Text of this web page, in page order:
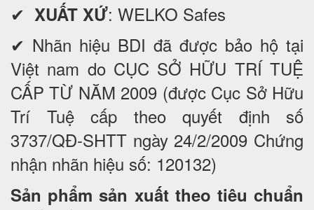
✔ XUẤT XỨ: WELKO Safes
✔ Nhãn hiệu BDI đã được bảo hộ tại
Việt nam do CỤC SỞ HỮU TRÍ TUỆ
CẤP TỪ NĂM 2009 (được Cục Sở Hữu
Trí Tuệ cấp theo quyết định số
3737/QĐ-SHTT ngày 24/2/2009 Chứng
nhận nhãn hiệu số: 120132)
Sản phẩm sản xuất theo tiêu chuẩn